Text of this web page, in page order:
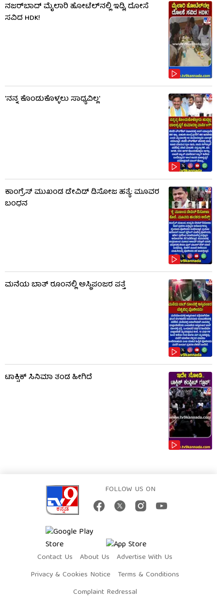
ನಜರ್‌ಬಾದ್ ಮೈಲಾರಿ ಹೋಟೆಲ್‌ನಲ್ಲಿ ಇಡ್ಲಿ, ದೋಸೆ
ಸವಿದ HDK!
'ನನ್ನ ಕೊಂಡುಕೊಳ್ಳಲು ಸಾಧ್ಯವಿಲ್ಲ'
ಕಾಂಗ್ರೆಸ್ ಮುಖಂಡ ಡೇವಿಡ್ ಡಿಸೋಜ ಹತ್ಯೆ: ಮೂವರ
ಬಂಧನ
ಮನೆಯ ಬಾತ್ ರೂಂನಲ್ಲಿ ಅಸ್ಥಿಪಂಜರ ಪತ್ತೆ
ಟಾಕ್ಸಿಕ್​​​ ಸಿನಿಮಾ ತಂಡ ಹೀಗಿದೆ
FOLLOW US ON
Contact Us About Us
Advertise With Us
Privacy & Cookies Notice
Terms & Conditions
Complaint Redressal